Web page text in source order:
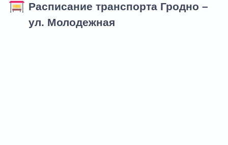
Расписание транспорта Гродно –
ул. Молодежная